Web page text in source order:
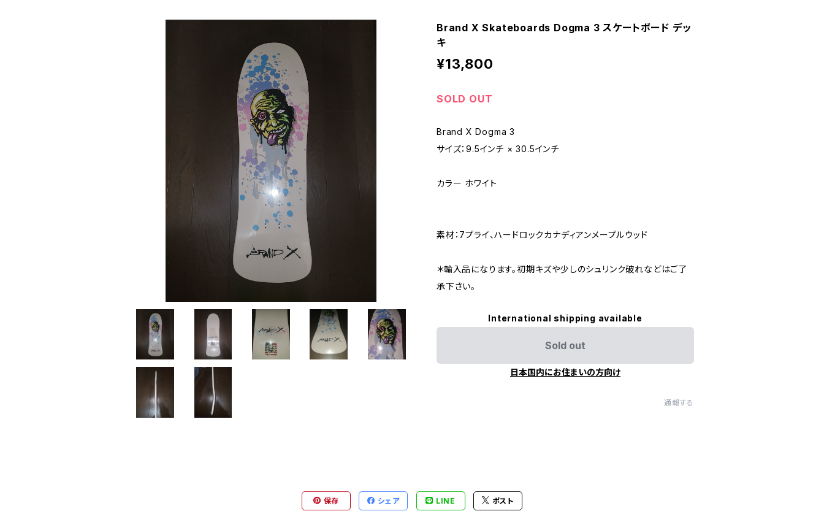
Brand X Skateboards Dogma 3 スケートボード デッ
キ
¥13,800
SOLD OUT
Brand X Dogma 3
サイズ：9.5インチ × 30.5インチ
カラー ホワイト
素材：7プライ、ハードロックカナディアンメープルウッド
＊輸入品になります。初期キズや少しのシュリンク破れなどはご了
承下さい。
International shipping available
Sold out
日本国内にお住まいの方向け
通報する
保存 シェア LINE ポスト